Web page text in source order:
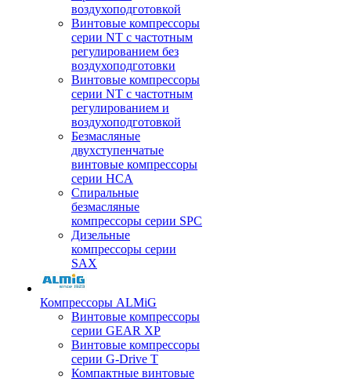
воздухоподготовкой
Винтовые компрессоры
серии NT с частотным
регулированием без
воздухоподготовки
Винтовые компрессоры
серии NT с частотным
регулированием и
воздухоподготовкой
Безмасляные
двухступенчатые
винтовые компрессоры
серии HCA
Спиральные
безмасляные
компрессоры серии SPC
Дизельные
компрессоры серии
SAX
Компрессоры ALMiG
Винтовые компрессоры
серии GEAR XP
Винтовые компрессоры
серии G-Drive T
Компактные винтовые